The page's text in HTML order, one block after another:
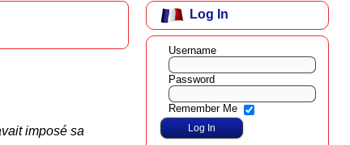
imposé sa
Log In
Username
Password
Remember Me